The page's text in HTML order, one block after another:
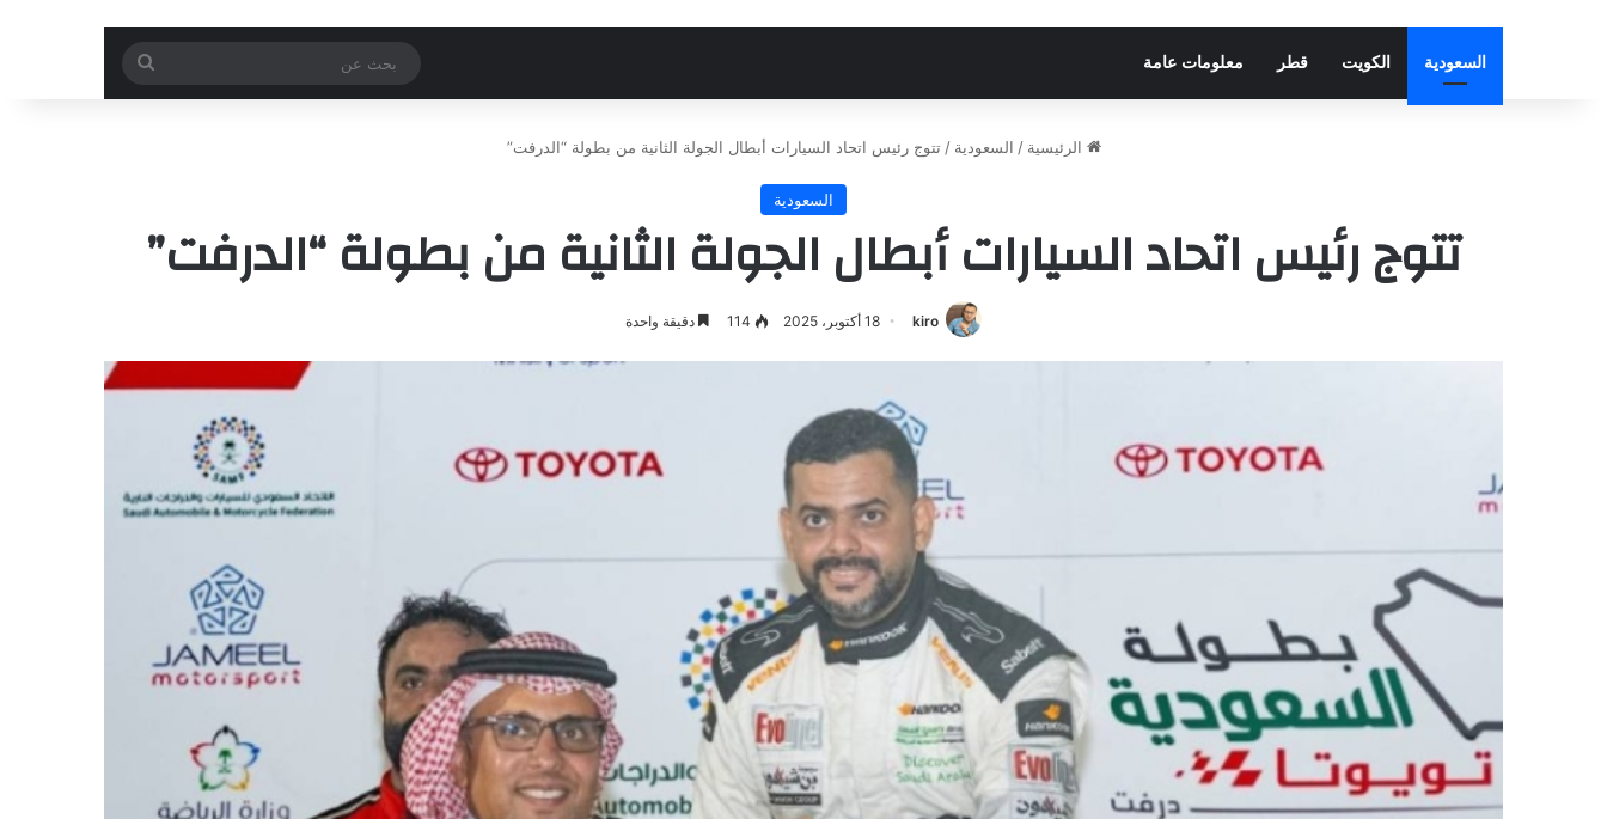
السعودية الكويت قطر معلومات عامة
عن
الرئيسية / السعودية / تتوج رئيس اتحاد السيارات أبطال الجولة الثانية من بطولة “الدرفت”
السعودية
تتوج رئيس اتحاد السيارات أبطال الجولة الثانية من بطولة “الدرفت”
kiro 18 أكتوبر، 2025 114 دقيقة واحدة